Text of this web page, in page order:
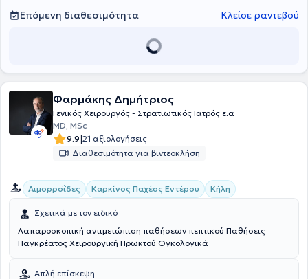
ασθενούς.
Επόμενη διαθεσιμότητα
Κλείσε ραντεβού
Φαρμάκης Δημήτριος
Γενικός Χειρουργός - Στρατιωτικός Ιατρός ε.α
MD, MSc
9.9|21 αξιολογήσεις
Διαθεσιμότητα για βιντεοκλήση
Αιμορροΐδες Καρκίνος Παχέος Εντέρου Κήλη
Σχετικά με τον ειδικό
Λαπαροσκοπική αντιμετώπιση παθήσεων πεπτικού Παθήσεις
Παγκρέατος Χειρουργική Πρωκτού Ογκολογικά
Απλή επίσκεψη